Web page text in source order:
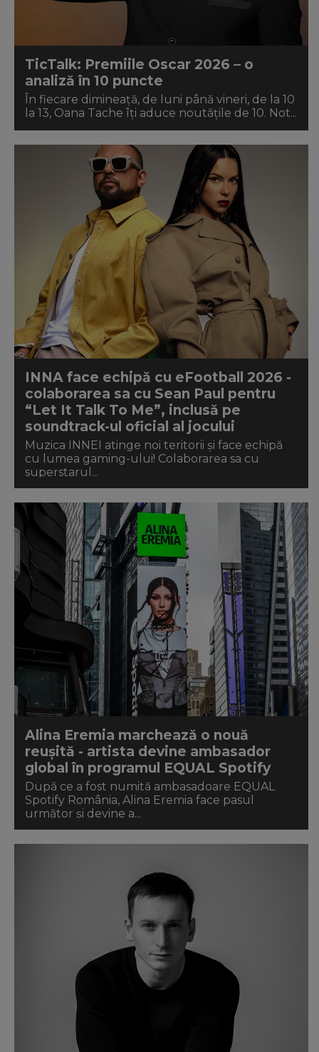
TicTalk: Premiile Oscar 2026 – o
analiză în 10 puncte
În fiecare dimineață, de luni până vineri, de la 10
la 13, Oana Tache îți aduce noutățile de 10. Not...
INNA face echipă cu eFootball 2026 -
colaborarea sa cu Sean Paul pentru
“Let It Talk To Me”, inclusă pe
soundtrack-ul oficial al jocului
Muzica INNEI atinge noi teritorii și face echipă
cu lumea gaming-ului! Colaborarea sa cu
superstarul...
Alina Eremia marchează o nouă
reușită - artista devine ambasador
global în programul EQUAL Spotify
După ce a fost numită ambasadoare EQUAL
Spotify România, Alina Eremia face pasul
următor și devine a...